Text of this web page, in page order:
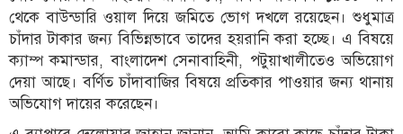
থেকে বাউন্ডারি ওয়াল দিয়ে জমিতে ভোগ দখলে রয়েছেন। শুধুমাত্র
চাঁদার টাকার জন্য বিভিন্নভাবে তাদের হয়রানি করা হচ্ছে। এ বিষয়ে
ক্যাম্প কমান্ডার, বাংলাদেশ সেনাবাহিনী, পটুয়াখালীতেও অভিয়োগ
দেয়া আছে। বর্ণিত চাঁদাবাজির বিষয়ে প্রতিকার পাওয়ার জন্য থানায়
অভিযোগ দায়ের করেছেন।